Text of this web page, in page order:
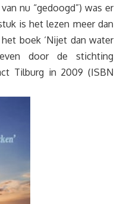
nu “gedoogd”) was er
is het lezen meer dan
boek ‘Nijet dan water
door de stichting
Tilburg in 2009 (ISBN